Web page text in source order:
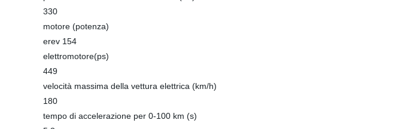
330
motore (potenza)
erev 154
elettromotore(ps)
449
velocità massima della vettura elettrica (km/h)
180
tempo di accelerazione per 0-100 km (s)